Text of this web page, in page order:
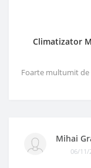
Climatizator
Foarte multumit de
Mihai
06/11/